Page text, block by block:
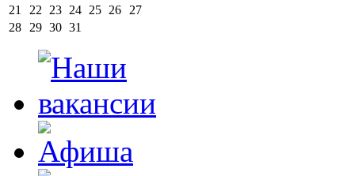
21
22 23 24 25 26
27
28
29 30 31